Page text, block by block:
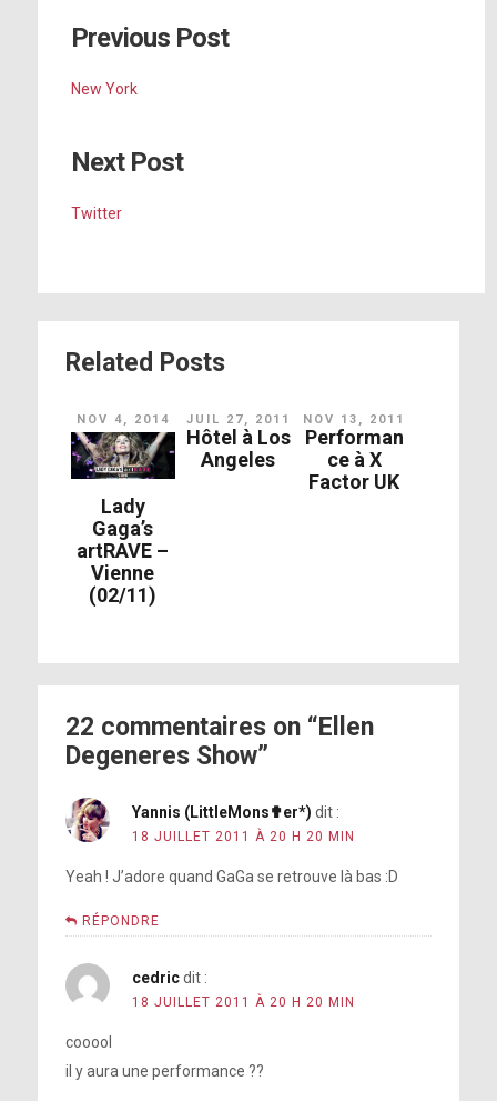
Previous Post
New York
Next Post
Twitter
Related Posts
NOV 4, 2014
Lady
Gaga’s
artRAVE –
Vienne
(02/11)
JUIL 27, 2011
Hôtel à Los
Angeles
NOV 13, 2011
Performan
ce à X
Factor UK
22 commentaires on “Ellen
Degeneres Show”
Yannis (LittleMons✟er*) dit :
18 JUILLET 2011 À 20 H 20 MIN
Yeah ! J’adore quand GaGa se retrouve là bas :D
RÉPONDRE
cedric dit :
18 JUILLET 2011 À 20 H 20 MIN
cooool
il y aura une performance ??